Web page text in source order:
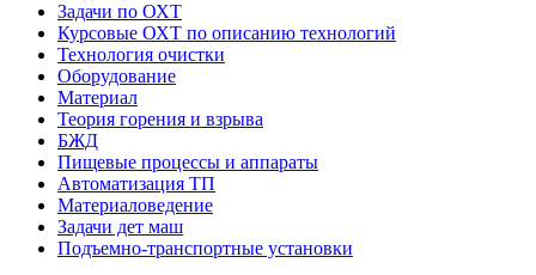
Задачи по ОХТ
Курсовые ОХТ по описанию технологий
Технология очистки
Оборудование
Материал
Теория горения и взрыва
БЖД
Пищевые процессы и аппараты
Автоматизация ТП
Материаловедение
Задачи дет маш
Подъемно-транспортные установки